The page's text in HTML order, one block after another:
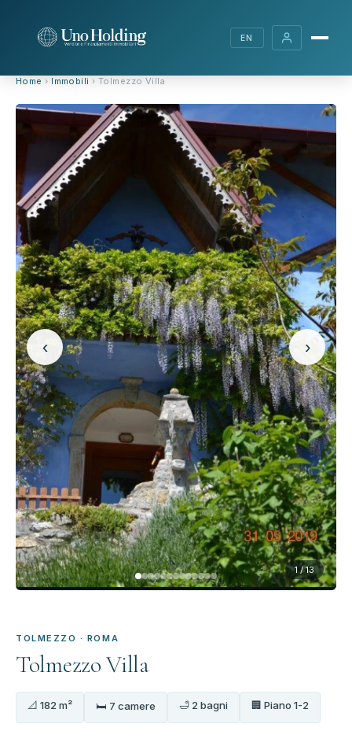
EN
Home › Immobili › Tolmezzo Villa
‹ ›
1 / 13
TOLMEZZO · ROMA
Tolmezzo Villa
📐 182 m² 🛏 7 camere 🛁 2 bagni 🏢 Piano 1-2